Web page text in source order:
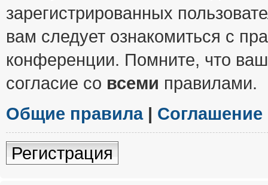
зарегистрированных
вам следует ознакомиться с
конференции. Помните, что
согласие со всеми правилами.
Общие правила|
Регистрация